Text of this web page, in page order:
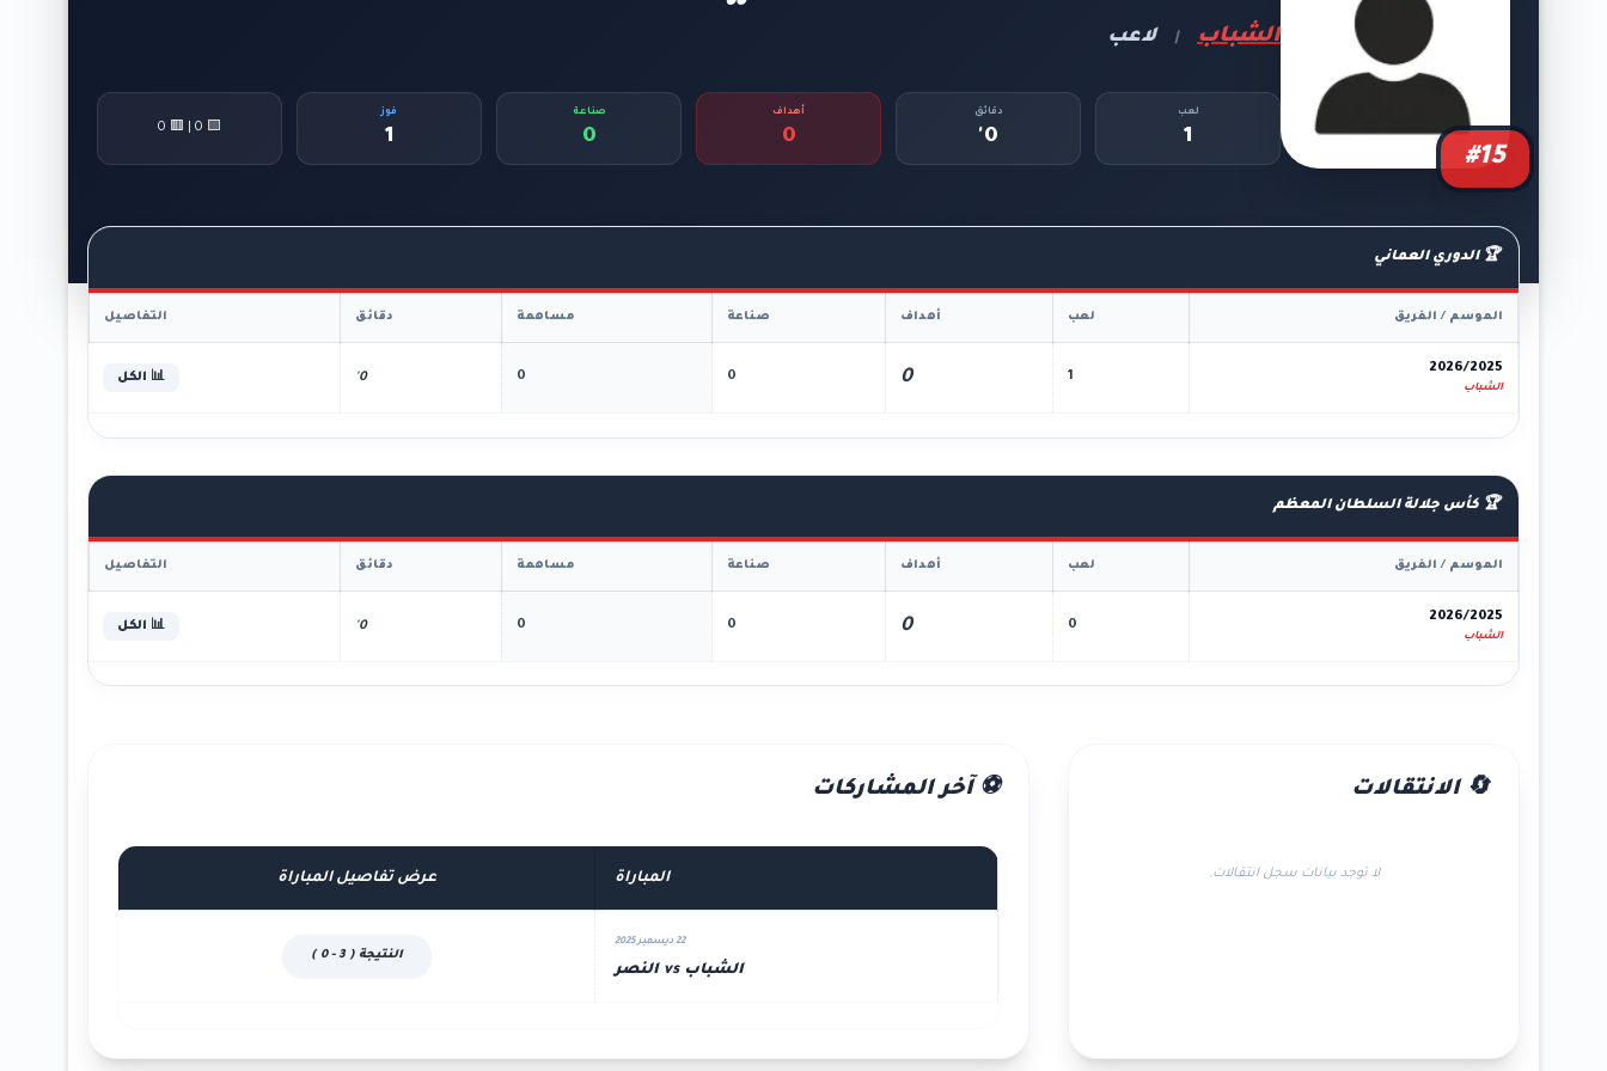
#15
الشباب | لاعب
لعب
1
دقائق
0'
أهداف
0
صناعة
0
فوز
1
🟨 0 | 🟥 0
🏆 الدوري العماني
الموسم / الفريق لعب أهداف صناعة مساهمة دقائق التفاصيل
2026/2025
الشباب
1
0
0
0
0' 📊 الكل
🏆 كأس جلالة السلطان المعظم
الموسم / الفريق لعب أهداف صناعة مساهمة دقائق التفاصيل
2026/2025
الشباب
0
0
0
0
0' 📊 الكل
🔄 الانتقالات
لا توجد بيانات سجل انتقالات.
⚽ آخر المشاركات
المباراة عرض تفاصيل المباراة
22 ديسمبر 2025
الشباب vs النصر
النتيجة ( 3 - 0 )